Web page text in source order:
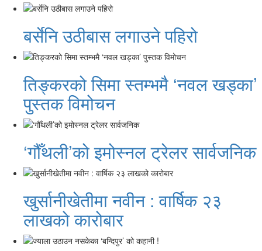
बर्सेनि उठीबास लगाउने पहिरो
तिङ्करको सिमा स्तम्भमै ‘नवल खड्का’
पुस्तक विमोचन
‘गौँथली’को इमोस्नल ट्रेलर सार्वजनिक
खुर्सानीखेतीमा नवीन : वार्षिक २३
लाखको कारोबार